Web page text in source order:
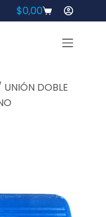
$0,00
UNIÓN DOBLE